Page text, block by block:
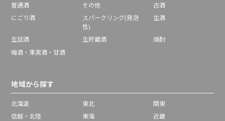
普通酒
その他
古酒
にごり酒
スパークリング(発泡
性)
生酒
生詰酒 生貯蔵酒
焼酎
梅酒・果実酒・甘酒
地域から探す
北海道 東北
関東
信越・北陸
東海
近畿